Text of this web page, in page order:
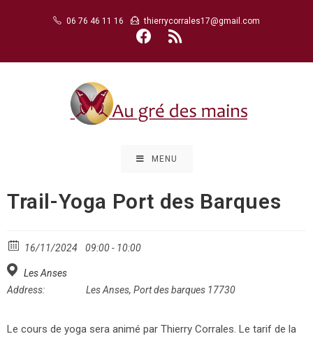
06 76 46 11 16 thierrycorrales17@gmail.com
MENU
Trail-Yoga Port des Barques
16/11/2024 09:00 - 10:00
Les Anses
Address:
Les Anses, Port des barques 17730
Le cours de yoga sera animé par Thierry Corrales. Le tarif de la